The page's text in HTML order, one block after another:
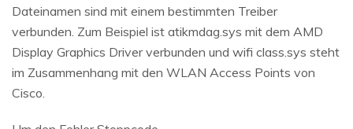
Dateinamen sind mit einem bestimmten Treiber
verbunden. Zum Beispiel ist atikmdag.sys mit dem AMD
Display Graphics Driver verbunden und wifi class.sys steht
im Zusammenhang mit den WLAN Access Points von
Cisco.